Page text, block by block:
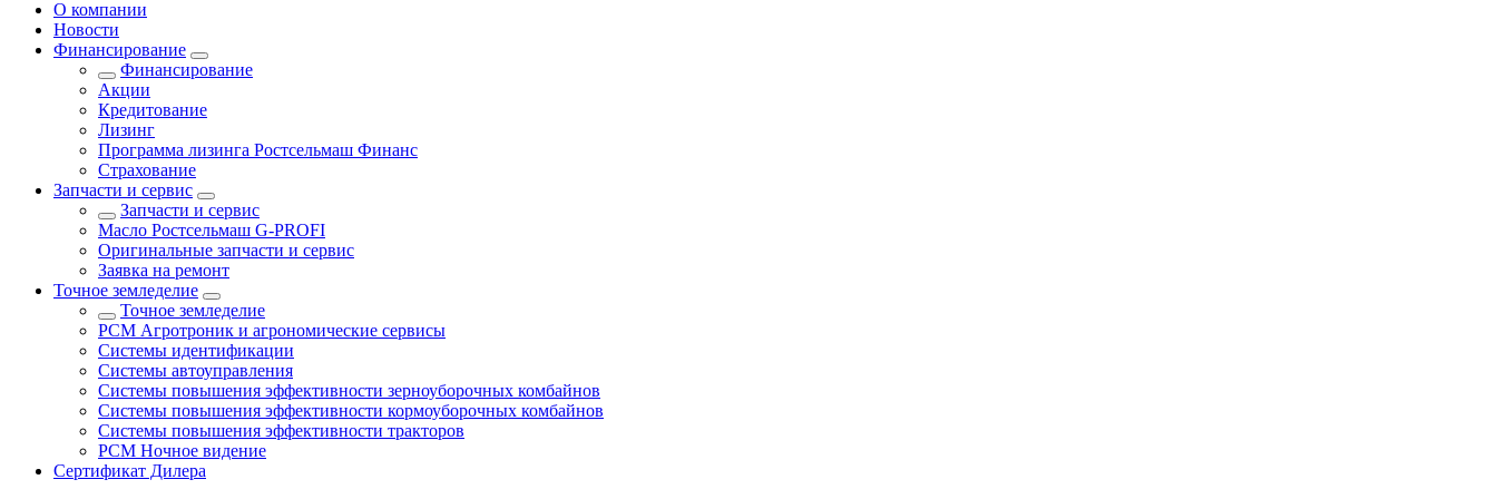
О компании
Новости
Финансирование
Финансирование
Акции
Кредитование
Лизинг
Программа лизинга Ростсельмаш Финанс
Страхование
Запчасти и сервис
Запчасти и сервис
Масло Ростсельмаш G-PROFI
Оригинальные запчасти и сервис
Заявка на ремонт
Точное земледелие
Точное земледелие
РСМ Агротроник и агрономические сервисы
Системы идентификации
Системы автоуправления
Системы повышения эффективности зерноуборочных комбайнов
Системы повышения эффективности кормоуборочных комбайнов
Системы повышения эффективности тракторов
РСМ Ночное видение
Сертификат Дилера